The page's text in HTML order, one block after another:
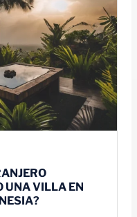
UNA VILLA EN